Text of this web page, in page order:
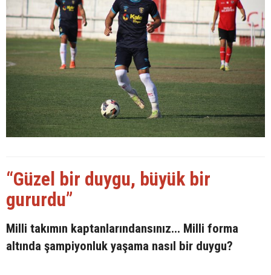
“Güzel bir duygu, büyük bir
gururdu”
Milli takımın kaptanlarındansınız... Milli forma
altında şampiyonluk yaşama nasıl bir duygu?